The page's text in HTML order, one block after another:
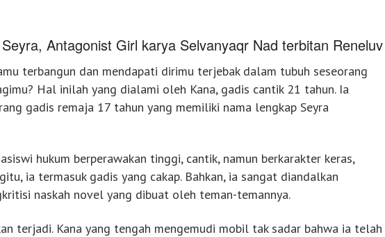
Antagonist Girl karya Selvanyaqr Nad terbitan Reneluv
terbangun dan mendapati dirimu terjebak dalam tubuh seseorang
Hal inilah yang dialami oleh Kana, gadis cantik 21 tahun. Ia
gadis remaja 17 tahun yang memiliki nama lengkap Seyra
hukum berperawakan tinggi, cantik, namun berkarakter keras,
ia termasuk gadis yang cakap. Bahkan, ia sangat diandalkan
naskah novel yang dibuat oleh teman-temannya.
terjadi. Kana yang tengah mengemudi mobil tak sadar bahwa ia telah